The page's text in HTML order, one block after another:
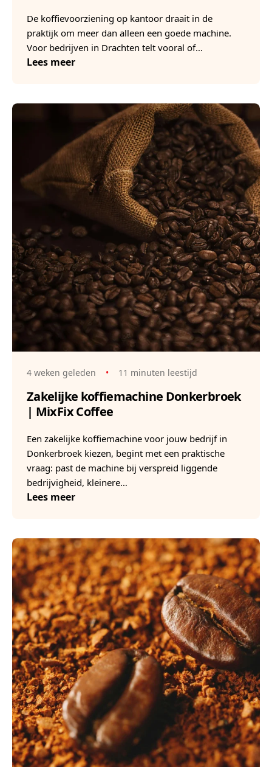
De koffievoorziening op kantoor draait in de
praktijk om meer dan alleen een goede machine.
Voor bedrijven in Drachten telt vooral of…
Lees meer
4 weken geleden • 11 minuten leestijd
Zakelijke koffiemachine Donkerbroek
| MixFix Coffee
Een zakelijke koffiemachine voor jouw bedrijf in
Donkerbroek kiezen, begint met een praktische
vraag: past de machine bij verspreid liggende
bedrijvigheid, kleinere…
Lees meer